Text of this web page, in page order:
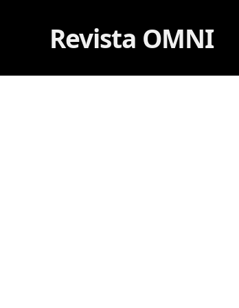
Revista OMNI